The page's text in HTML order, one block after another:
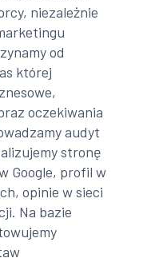
niezależnie
od
której
oczekiwania
audyt
stronę
Google, profil w
opinie w sieci
Na bazie